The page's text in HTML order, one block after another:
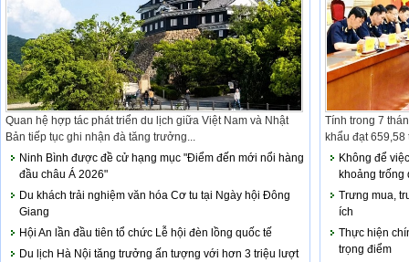
Quan hệ hợp tác phát triển du lịch giữa Việt Nam và Nhật
Bản tiếp tục ghi nhận đà tăng trưởng...
Ninh Bình được đề cử hạng mục "Điểm đến mới nổi hàng
đầu châu Á 2026"
Du khách trải nghiệm văn hóa Cơ tu tại Ngày hội Đông
Giang
Hội An lần đầu tiên tổ chức Lễ hội đèn lồng quốc tế
Du lịch Hà Nội tăng trưởng ấn tượng với hơn 3 triệu lượt
Tính trong 7
khẩu đạt
Không để
khoảng trống
Trưng mua,
ích
Thực hiện
trọng điểm